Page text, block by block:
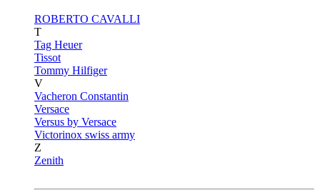
ROBERTO CAVALLI
T
Tag Heuer
Tissot
Tommy Hilfiger
V
Vacheron Constantin
Versace
Versus by Versace
Victorinox swiss army
Z
Zenith